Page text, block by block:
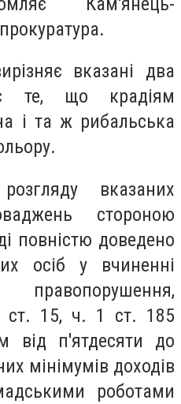
вказані два
те, що крадіям
і та ж рибальська
вказаних
стороною
повністю доведено
осіб у вчиненні
ст. 15, ч. 1 ст. 185
від п'ятдесяти до
мінімумів доходів
роботами